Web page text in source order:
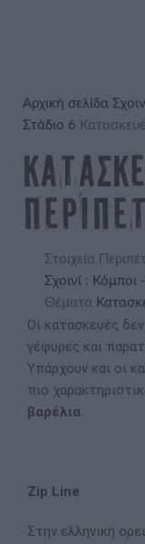
Αρχική σελίδα
Στάδιο 6
Στοιχεία
Σχοινί : Κόμποι
Θέματα
Οι κατασκευές
γέφυρες και
Υπάρχουν και οι
πιο
βαρέλια.
Zip Line
Στην ελληνική